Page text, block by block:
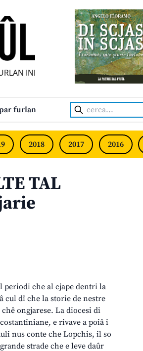
INDIPENDENT • INDEPENDENT
furlan Cerca:
2018 2017 2016
TAL
periodi che al cjape dentri la
cul dî che la storie de nestre
ongjarese. La diocesi di
e rivave a poiâ i
nus conte che Lopchis, il so
strade che e leve daûr